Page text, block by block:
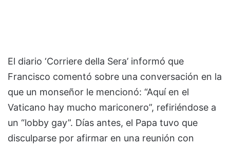
El diario ‘Corriere della Sera’ informó que
Francisco comentó sobre una conversación en la
que un monseñor le mencionó: “Aquí en el
Vaticano hay mucho mariconero”, refiriéndose a
un “lobby gay”. Días antes, el Papa tuvo que
disculparse por afirmar en una reunión con